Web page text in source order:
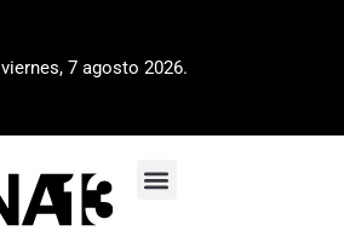
viernes, 7 agosto 2026.